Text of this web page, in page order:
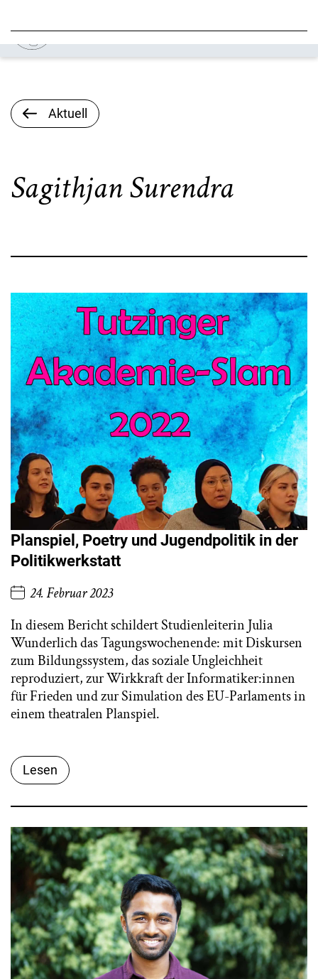
Aktuell
Sagithjan Surendra
Planspiel, Poetry und Jugendpolitik in der
Politikwerkstatt
24. Februar 2023
In diesem Bericht schildert Studienleiterin Julia
Wunderlich das Tagungswochenende: mit Diskursen
zum Bildungssystem, das soziale Ungleichheit
reproduziert, zur Wirkkraft der Informatiker:innen
für Frieden und zur Simulation des EU-Parlaments in
einem theatralen Planspiel.
Lesen